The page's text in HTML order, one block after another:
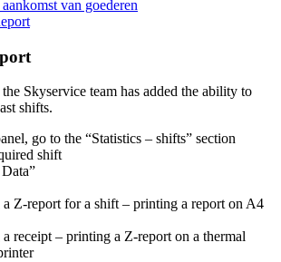
van goederen
Skyservice team has added the ability to
shifts.
go to the “Statistics – shifts” section
shift
Z-report for a shift – printing a report on A4
receipt – printing a Z-report on a thermal